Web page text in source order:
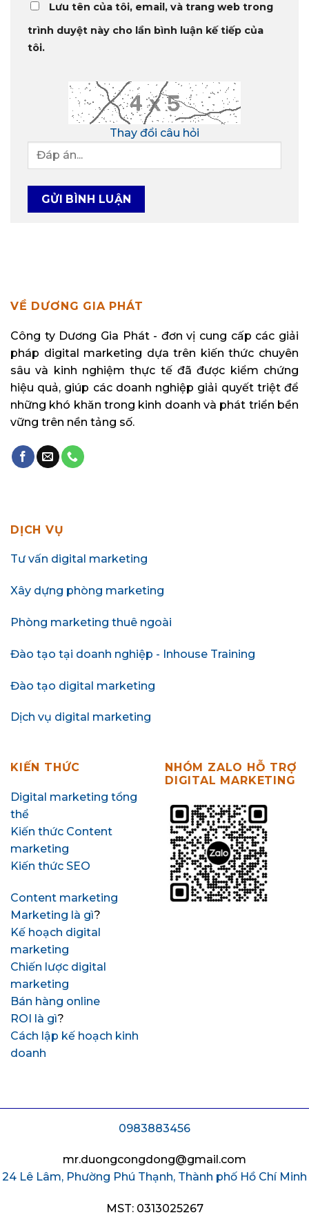
Lưu tên của tôi, email, và trang web trong
trình duyệt này cho lần bình luận kế tiếp của
tôi.
Thay đổi câu hỏi
VỀ DƯƠNG GIA PHÁT
Công ty Dương Gia Phát - đơn vị cung cấp các giải
pháp digital marketing dựa trên kiến thức chuyên
sâu và kinh nghiệm thực tế đã được kiểm chứng
hiệu quả, giúp các doanh nghiệp giải quyết triệt để
những khó khăn trong kinh doanh và phát triển bền
vững trên nền tảng số.
DỊCH VỤ
Tư vấn digital marketing
Xây dựng phòng marketing
Phòng marketing thuê ngoài
Đào tạo tại doanh nghiệp - Inhouse Training
Đào tạo digital marketing
Dịch vụ digital marketing
KIẾN THỨC
Digital marketing tổng
thể
Kiến thức Content
marketing
Kiến thức SEO
Content marketing
Marketing là gì?
Kế hoạch digital
marketing
Chiến lược digital
marketing
Bán hàng online
ROI là gì?
Cách lập kế hoạch kinh
doanh
NHÓM ZALO HỖ TRỢ
DIGITAL MARKETING
0983883456
mr.duongcongdong@gmail.com
24 Lê Lâm, Phường Phú Thạnh, Thành phố Hồ Chí Minh
MST: 0313025267